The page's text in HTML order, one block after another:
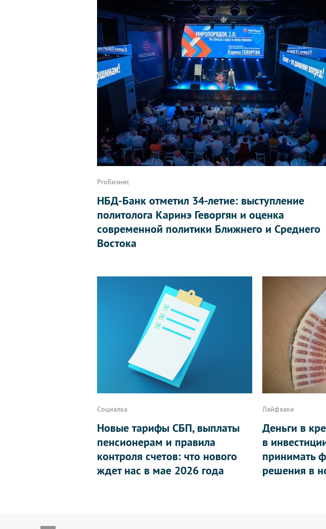
ProБизнес
НБД-Банк отметил 34-летие: выступление
политолога Каринэ Геворгян и оценка
современной политики Ближнего и Среднего
Востока
Социалка
Новые тарифы СБП, выплаты
пенсионерам и правила
контроля счетов: что нового
ждет нас в мае 2026 года
Лайфхаки
Деньги в
в
принимать
решения в